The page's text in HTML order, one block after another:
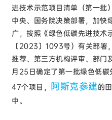
进技术示范项目清单（第一批
中央、国务院决策部署，加快
广，按照《绿色低碳先进技术
〔2023〕1093号）有关部署
推荐、第三方机构评审、部
月25日确定了第一批绿色低
47个项目， 阿斯克参建的
中。